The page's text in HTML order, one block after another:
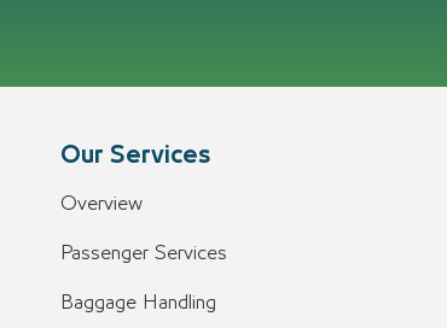
Our Services
Overview
Passenger Services
Baggage Handling